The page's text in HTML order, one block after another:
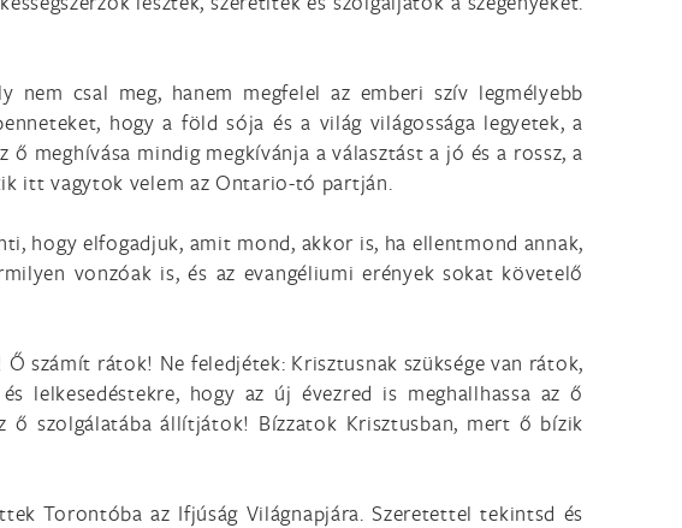
nem csal meg, hanem megfelel az emberi szív legmélyebb
hogy a föld sója és a világ világossága legyetek, a
meghívása mindig megkívánja a választást a jó és a rossz, a
itt vagytok velem az Ontario-tó partján.
hogy elfogadjuk, amit mond, akkor is, ha ellentmond annak,
vonzóak is, és az evangéliumi erények sokat követelő
számít rátok! Ne feledjétek: Krisztusnak szüksége van rátok,
lelkesedéstekre, hogy az új évezred is meghallhassa az ő
ő szolgálatába állítjátok! Bízzatok Krisztusban, mert ő bízik
Torontóba az Ifjúság Világnapjára. Szeretettel tekintsd és